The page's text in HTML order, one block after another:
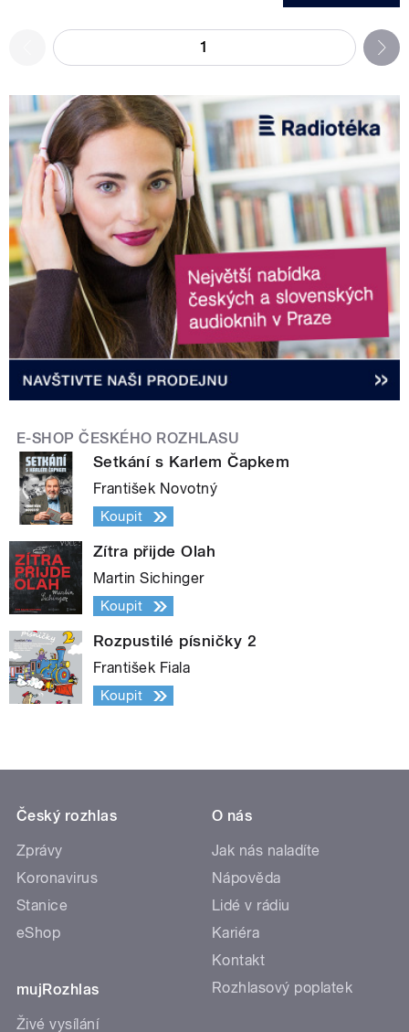
1
Český rozhlas
Zprávy
Koronavirus
Stanice
eShop
mujRozhlas
Živé vysílání
O nás
Jak nás naladíte
Nápověda
Lidé v rádiu
Kariéra
Kontakt
Rozhlasový poplatek